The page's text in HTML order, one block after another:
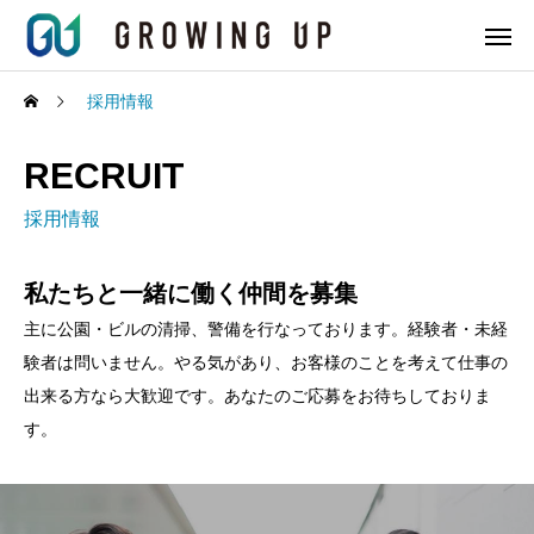
採用情報
RECRUIT
採用情報
私たちと一緒に働く仲間を募集
主に公園・ビルの清掃、警備を行なっております。経験者・未経
験者は問いません。やる気があり、お客様のことを考えて仕事の
出来る方なら大歓迎です。あなたのご応募をお待ちしておりま
す。